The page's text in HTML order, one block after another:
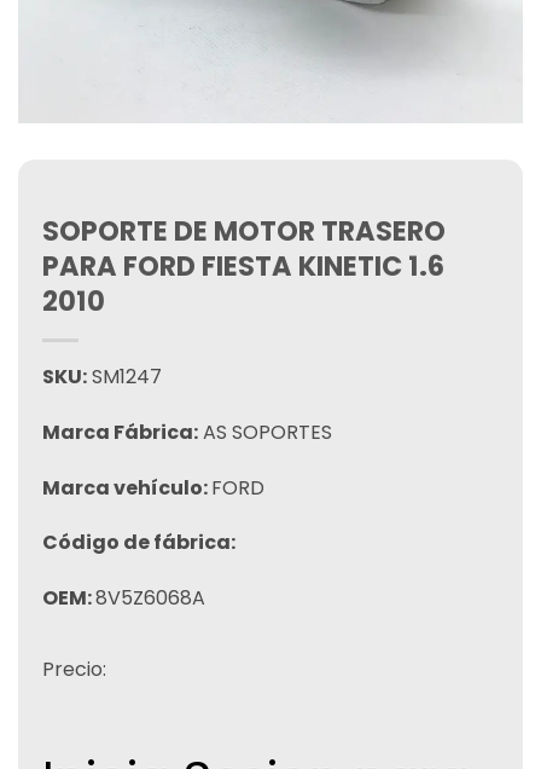
SOPORTE DE MOTOR TRASERO
PARA FORD FIESTA KINETIC 1.6
2010
SKU:SM1247
Marca Fábrica:AS SOPORTES
Marca vehículo:FORD
Código de fábrica:
OEM:8V5Z6068A
Precio: